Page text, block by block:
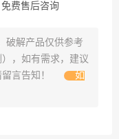
免费售后咨询
破解产品仅供参考
，如有需求，建议
言告知！
如